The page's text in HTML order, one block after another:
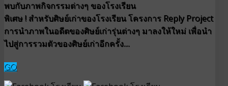
พบกับภาพกิจกรรมต่างๆ ของโรงเรียน
พิเศษ ! สำหรับศิษย์เก่าของโรงเรียน โครงการ Reply Project
การนำภาพในอดีตของศิษย์เก่ารุ่นต่างๆ มาลงให้ใหม่ เพื่อนำ
ไปสู่การรวมตัวของศิษย์เก่าอีกครั้ง....
GO